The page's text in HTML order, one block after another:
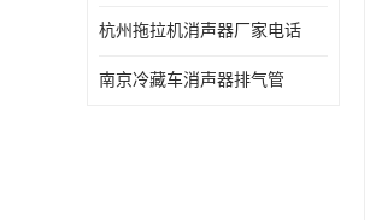
杭州拖拉机消声器厂家电话
南京冷藏车消声器排气管